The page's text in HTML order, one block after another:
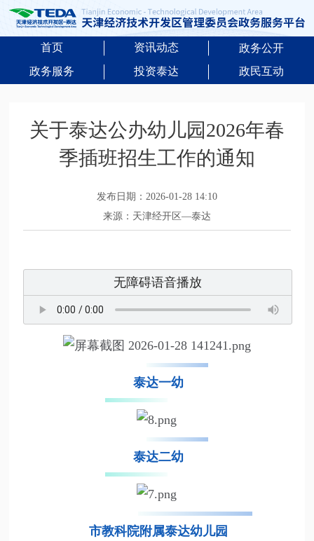
首页 资讯动态
政务公开
政务服务
投资泰达 政民互动
关于泰达公办幼儿园2026年春
季插班招生工作的通知
发布日期：2026-01-28 14:10
来源：天津经开区—泰达
无障碍语音播放
泰达一幼
泰达二幼
市教科院附属泰达幼儿园